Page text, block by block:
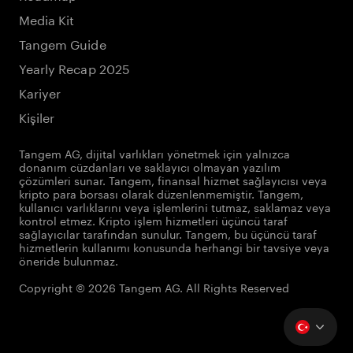
Media Kit
Tangem Guide
Yearly Recap 2025
Kariyer
Kişiler
Tangem AG, dijital varlıkları yönetmek için yalnızca
donanım cüzdanları ve saklayıcı olmayan yazılım
çözümleri sunar. Tangem, finansal hizmet sağlayıcısı veya
kripto para borsası olarak düzenlenmemiştir. Tangem,
kullanıcı varlıklarını veya işlemlerini tutmaz, saklamaz veya
kontrol etmez. Kripto işlem hizmetleri üçüncü taraf
sağlayıcılar tarafından sunulur. Tangem, bu üçüncü taraf
hizmetlerin kullanımı konusunda herhangi bir tavsiye veya
öneride bulunmaz.